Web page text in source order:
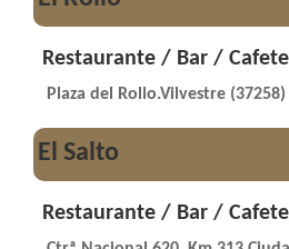
Restaurante / Bar /
Plaza del Rollo.Vilvestre (37258)
El Salto
Restaurante / Bar /